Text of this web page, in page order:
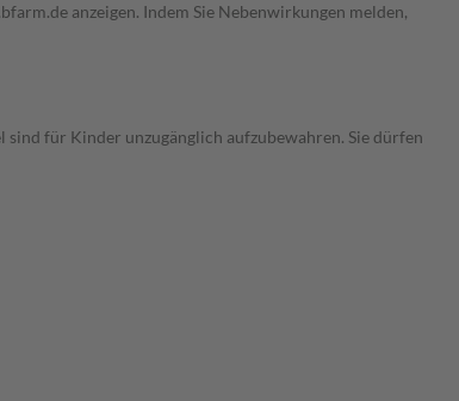
anzeigen. Indem Sie Nebenwirkungen melden,
für Kinder unzugänglich aufzubewahren. Sie dürfen